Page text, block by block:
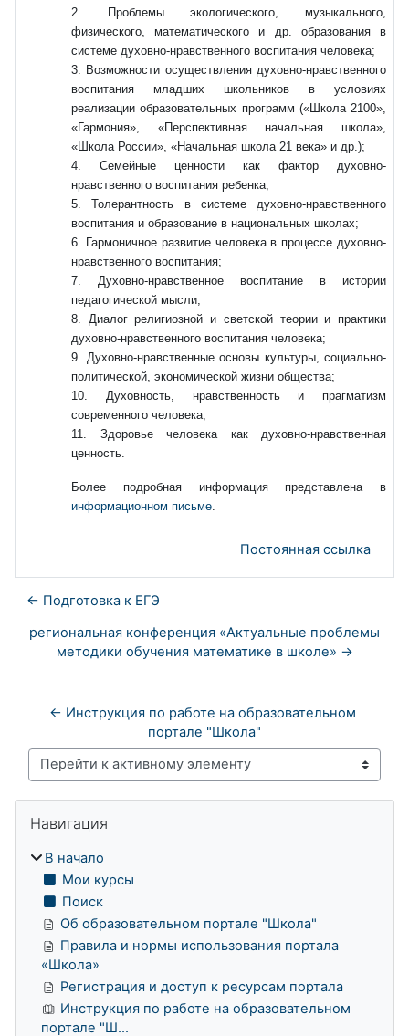
2. Проблемы экологического, музыкального,
физического, математического и др. образования в
системе духовно-нравственного воспитания человека;
3. Возможности осуществления духовно-нравственного
воспитания младших школьников в условиях
реализации образовательных программ («Школа 2100»,
«Гармония», «Перспективная начальная школа»,
«Школа России», «Начальная школа 21 века» и др.);
4. Семейные ценности как фактор духовно-
нравственного воспитания ребенка;
5. Толерантность в системе духовно-нравственного
воспитания и образование в национальных школах;
6. Гармоничное развитие человека в процессе духовно-
нравственного воспитания;
7. Духовно-нравственное воспитание в истории
педагогической мысли;
8. Диалог религиозной и светской теории и практики
духовно-нравственного воспитания человека;
9. Духовно-нравственные основы культуры, социально-
политической, экономической жизни общества;
10. Духовность, нравственность и прагматизм
современного человека;
11. Здоровье человека как духовно-нравственная
ценность.
Более подробная информация представлена в
информационном письме
Постоянная ссылка
← Подготовка к ЕГЭ
региональная конференция «Актуальные проблемы
методики обучения математике в школе» →
← Инструкция по работе на образовательном
портале "Школа"
Перейти к активному элементу
Блоки
Навигация
В начало
Мои курсы
Поиск
Об образовательном портале "Школа"
Правила и нормы использования портала
«Школа»
Регистрация и доступ к ресурсам портала
Инструкция по работе на образовательном
портале "Ш...